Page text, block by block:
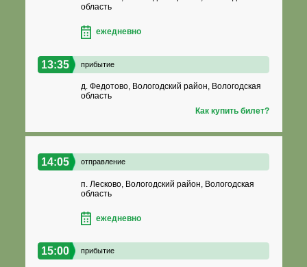
область
ежедневно
13:35 прибытие
д. Федотово, Вологодский район, Вологодская
область
Как купить билет?
14:05 отправление
п. Лесково, Вологодский район, Вологодская
область
ежедневно
15:00 прибытие